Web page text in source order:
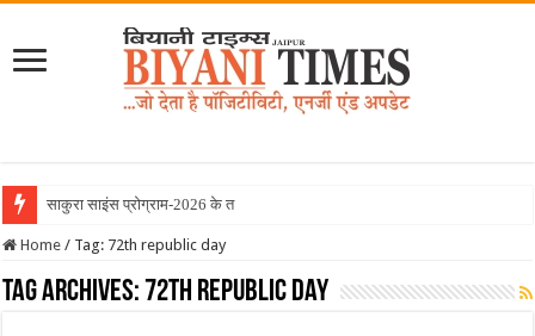
साकुरा साइंस प्रोग्राम-2026 के तहत जापान
Home / Tag: 72th republic day
Tag Archives:72th republic day